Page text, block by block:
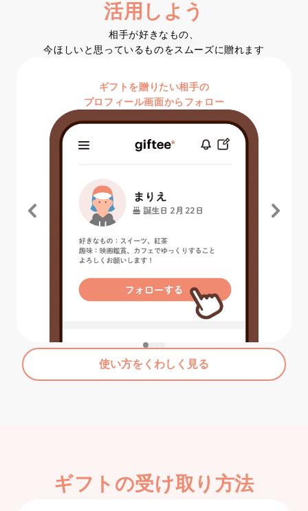
活用しよう
相手が好きなもの、
今ほしいと思っているものをスムーズに贈れます
ギフトを贈りたい相手の
プロフィール画面からフォロー
使い方をくわしく見る
ギフトの受け取り方法